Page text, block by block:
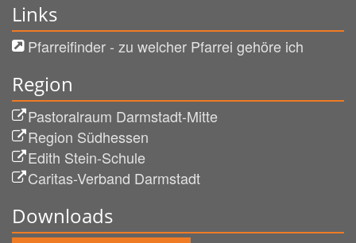
Links
Pfarreifinder - zu welcher Pfarrei gehöre ich
Region
Pastoralraum Darmstadt-Mitte
Region Südhessen
Edith Stein-Schule
Caritas-Verband Darmstadt
Downloads